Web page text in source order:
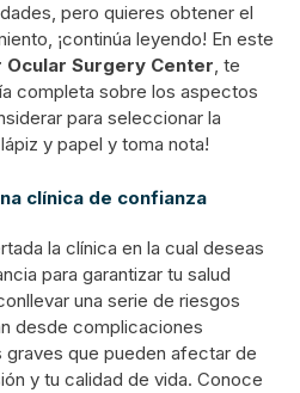
pero quieres obtener el
¡continúa leyendo! En este
Ocular Surgery Center, te
completa sobre los aspectos
para seleccionar la
y papel y toma nota!
clínica de confianza
la clínica en la cual deseas
para garantizar tu salud
una serie de riesgos
desde complicaciones
que pueden afectar de
y tu calidad de vida. Conoce